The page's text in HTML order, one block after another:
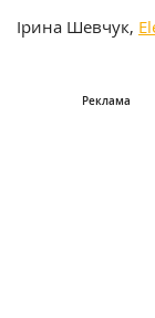
Ірина Шевчук,